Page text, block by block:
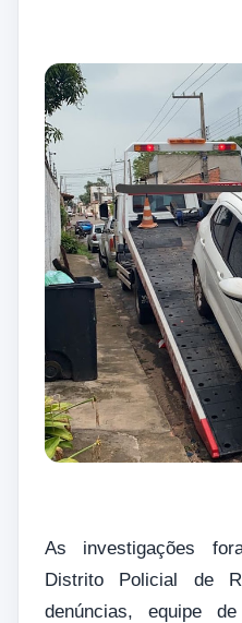
As investigações
Distrito Policial de
denúncias, equipe